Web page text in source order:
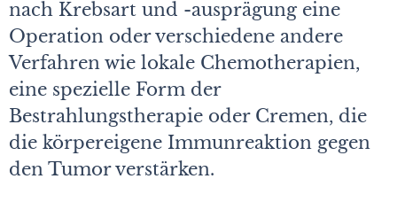
nach Krebsart und -ausprägung eine
Operation oder verschiedene andere
Verfahren wie lokale Chemotherapien,
eine spezielle Form der
Bestrahlungstherapie oder Cremen, die
die körpereigene Immunreaktion gegen
den Tumor verstärken.